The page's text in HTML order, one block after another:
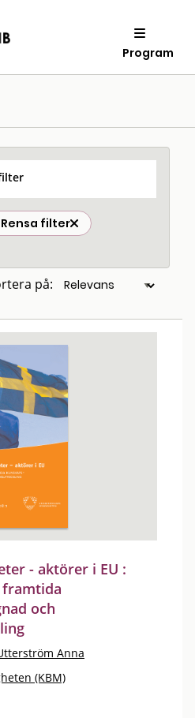
Program
Rensa filter
på:
- aktörer i EU :
och
Anna
(KBM)